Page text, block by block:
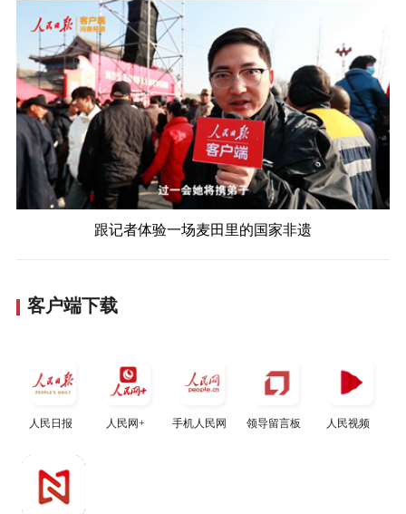
跟记者体验一场麦田里的国家非遗
客户端下载
人民日报 人民网+ 手机人民网 领导留言板 人民视频